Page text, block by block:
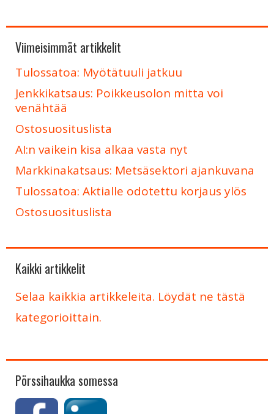
Viimeisimmät artikkelit
Tulossatoa: Myötätuuli jatkuu
Jenkkikatsaus: Poikkeusolon mitta voi
venähtää
Ostosuosituslista
AI:n vaikein kisa alkaa vasta nyt
Markkinakatsaus: Metsäsektori ajankuvana
Tulossatoa: Aktialle odotettu korjaus ylös
Ostosuosituslista
Kaikki artikkelit
Selaa kaikkia artikkeleita. Löydät ne tästä
kategorioittain.
Pörssihaukka somessa